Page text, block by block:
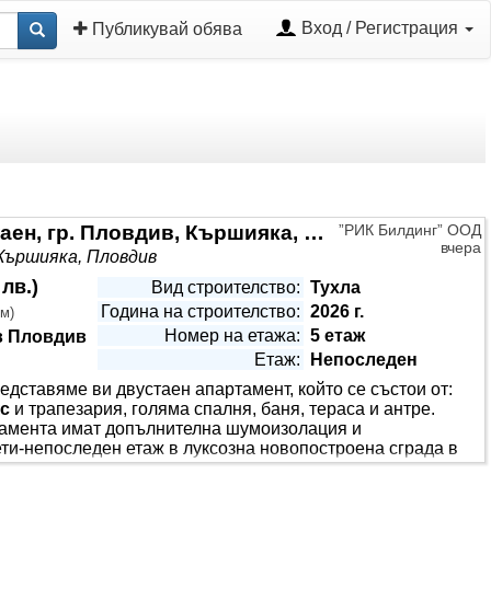
Публикувай обява Вход / Регистрация
”РИК Билдинг” ООД
вчера
!!! ТОП ОФЕРТА!!! Продава 2-стаен, гр. Пловдив, Кършияка, Новотела! ОТ СОБСТВЕНИК!
Пловдив
)
)
Пловдив
Вид строителство: Тухла
Година на строителство: 2026 г.
Номер на етажа: 5 етаж
Етаж:
Непоследен
ви двустаен апартамент, който се състои от:
и трапезария, голяма спалня, баня, тераса и антре.
имат допълнителна шумоизолация и
непоследен етаж в луксозна новопостроена сграда в
Пловдив( Новотела ), казино Риц, училища и детски